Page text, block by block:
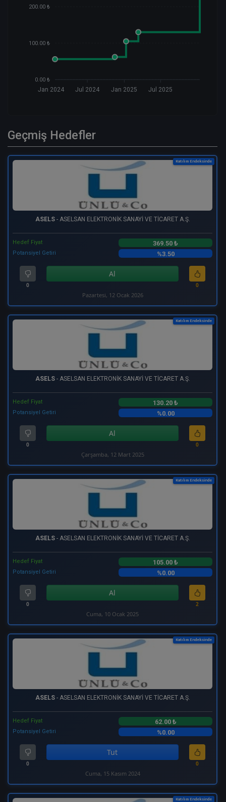
200.00 ₺
100.00 ₺
0.00 ₺
Jan 2024 Jul 2024 Jan 2025 Jul 2025
Geçmiş Hedefler
Katılım Endeksinde
ASELS- ASELSAN ELEKTRONİK SANAYİ VE TİCARET A.Ş.
Hedef Fiyat 369.50 ₺
Potansiyel Getiri %3.50
0
Al
0
Pazartesi, 12 Ocak 2026
Katılım Endeksinde
ASELS- ASELSAN ELEKTRONİK SANAYİ VE TİCARET A.Ş.
Hedef Fiyat 130.20 ₺
Potansiyel Getiri %0.00
0
Al
0
Çarşamba, 12 Mart 2025
Katılım Endeksinde
ASELS- ASELSAN ELEKTRONİK SANAYİ VE TİCARET A.Ş.
Hedef Fiyat 105.00 ₺
Potansiyel Getiri %0.00
0
Al
2
Cuma, 10 Ocak 2025
Katılım Endeksinde
ASELS- ASELSAN ELEKTRONİK SANAYİ VE TİCARET A.Ş.
Hedef Fiyat 62.00 ₺
Potansiyel Getiri %0.00
0
Tut
0
Cuma, 15 Kasım 2024
Katılım Endeksinde